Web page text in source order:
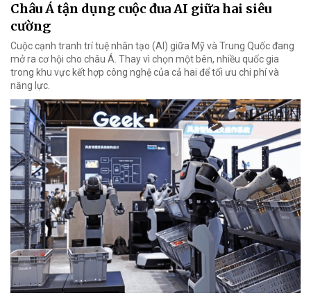
Châu Á tận dụng cuộc đua AI giữa hai siêu
cường
Cuộc cạnh tranh trí tuệ nhân tạo (AI) giữa Mỹ và Trung Quốc đang
mở ra cơ hội cho châu Á. Thay vì chọn một bên, nhiều quốc gia
trong khu vực kết hợp công nghệ của cả hai để tối ưu chi phí và
năng lực.